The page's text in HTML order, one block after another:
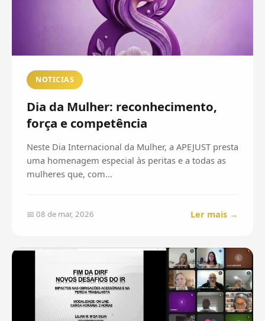
NOTICIAS
Dia da Mulher: reconhecimento,
força e competência
Neste Dia Internacional da Mulher, a APEJUST presta
uma homenagem especial às peritas e a todas as
mulheres que, com...
📅 08 de mar, 2026 Ler mais →